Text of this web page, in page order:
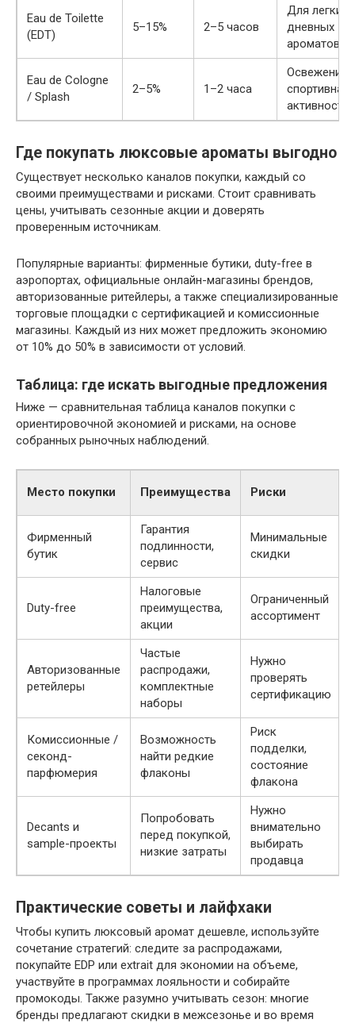
Eau de Toilette
(EDT)
5–15% 2–5 часов
Для легких
дневных
ароматов
Eau de Cologne
/ Splash
2–5% 1–2 часа
Освежение,
спортивная
активность
Где покупать люксовые ароматы выгодно
Существует несколько каналов покупки, каждый со
своими преимуществами и рисками. Стоит сравнивать
цены, учитывать сезонные акции и доверять
проверенным источникам.
Популярные варианты: фирменные бутики, duty-free в
аэропортах, официальные онлайн-магазины брендов,
авторизованные ритейлеры, а также специализированные
торговые площадки с сертификацией и комиссионные
магазины. Каждый из них может предложить экономию
от 10% до 50% в зависимости от условий.
Таблица: где искать выгодные предложения
Ниже — сравнительная таблица каналов покупки с
ориентировочной экономией и рисками, на основе
собранных рыночных наблюдений.
Место покупки Преимущества Риски
Фирменный
бутик
Гарантия
подлинности,
сервис
Минимальные
скидки
Duty-free
Налоговые
преимущества,
акции
Ограниченный
ассортимент
Авторизованные
ретейлеры
Частые
распродажи,
комплектные
наборы
Нужно
проверять
сертификацию
Комиссионные /
секонд-
парфюмерия
Возможность
найти редкие
флаконы
Риск
подделки,
состояние
флакона
Decants и
sample-проекты
Попробовать
перед покупкой,
низкие затраты
Нужно
внимательно
выбирать
продавца
Практические советы и лайфхаки
Чтобы купить люксовый аромат дешевле, используйте
сочетание стратегий: следите за распродажами,
покупайте EDP или extrait для экономии на объеме,
участвуйте в программах лояльности и собирайте
промокоды. Также разумно учитывать сезон: многие
бренды предлагают скидки в межсезонье и во время